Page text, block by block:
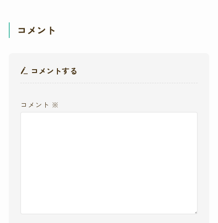
コメント
コメントする
コメント ※